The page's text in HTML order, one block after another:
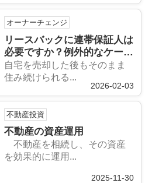
オーナーチェンジ
リースバックに連帯保証人は
必要ですか？例外的なケース
と責任の重さも解説
自宅を売却した後もそのまま
住み続けられる...
2026-02-03
不動産投資
不動産の資産運用
不動産を相続し、その資産
を効果的に運用...
2025-11-30